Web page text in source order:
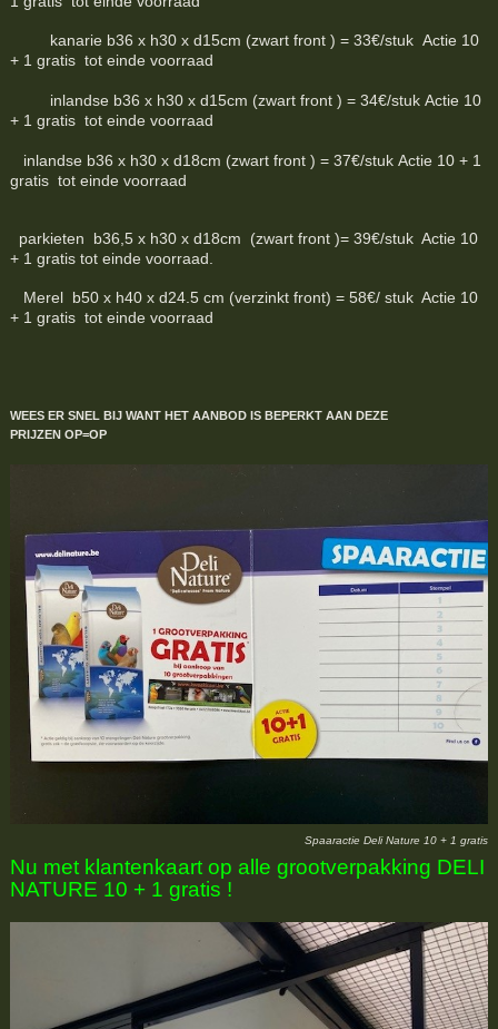
kanarie b36 x h30 x d15cm (zwart front ) = 33€/stuk Actie 10
+ 1 gratis tot einde voorraad
inlandse b36 x h30 x d15cm (zwart front ) = 34€/stuk Actie 10
+ 1 gratis tot einde voorraad
inlandse b36 x h30 x d18cm (zwart front ) = 37€/stuk Actie 10 + 1
gratis tot einde voorraad
parkieten b36,5 x h30 x d18cm (zwart front )= 39€/stuk Actie 10
+ 1 gratis tot einde voorraad.
Merel b50 x h40 x d24.5 cm (verzinkt front) = 58€/ stuk Actie 10
+ 1 gratis tot einde voorraad
WEES ER SNEL BIJ WANT HET AANBOD IS BEPERKTAAN DEZE
PRIJZEN OP=OP
Spaaractie Deli Nature 10 + 1 gratis
Nu met klantenkaart op alle grootverpakking DELI
NATURE 10 + 1 gratis !